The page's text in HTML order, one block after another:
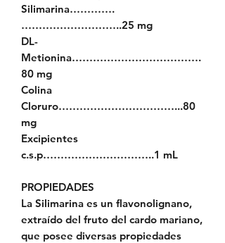
Silimarina………….
………………………..25 mg
DL-
Metionina……………………………….
80 mg
Colina
Cloruro……………………………...80
mg
Excipientes
c.s.p…………………………..1 mL
PROPIEDADES
La Silimarina es un flavonolignano,
extraído del fruto del cardo mariano,
que posee diversas propiedades